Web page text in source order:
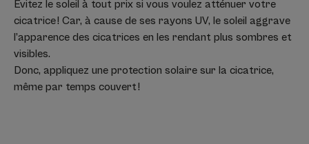
Évitez le soleil à tout prix si vous voulez atténuer votre
cicatrice ! Car, à cause de ses rayons UV, le soleil aggrave
l’apparence des cicatrices en les rendant plus sombres et
visibles.
Donc, appliquez une protection solaire sur la cicatrice,
même par temps couvert !